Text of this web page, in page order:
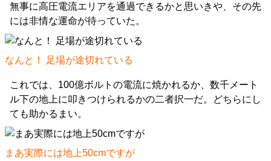
無事に高圧電流エリアを通過できるかと思いきや、その先
には非情な運命が待っていた。
なんと！ 足場が途切れている
これでは、100億ボルトの電流に焼かれるか、数千メート
ル下の地上に叩きつけられるかの二者択一だ。どちらにし
ても助かるまい。
まあ実際には地上50cmですが